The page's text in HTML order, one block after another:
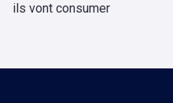
ils vont consumer